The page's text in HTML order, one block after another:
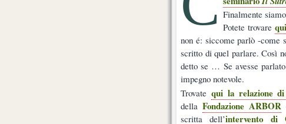
Finalmente
Potete trovare
non é: siccome parlò -come
scritto di quel parlare. Così
detto se … Se avesse
impegno notevole.
Trovate qui la relazione
della Fondazione ARBOR
scritta dell’intervento di